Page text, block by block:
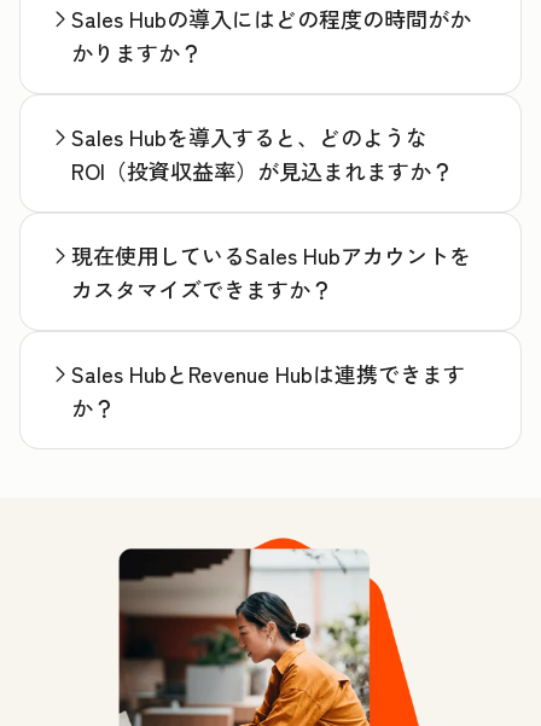
Sales Hubの導入にはどの程度の時間がか
かりますか？
Sales Hubを導入すると、どのような
ROI（投資収益率）が見込まれますか？
現在使用しているSales Hubアカウントを
カスタマイズできますか？
Sales HubとRevenue Hubは連携できます
か？